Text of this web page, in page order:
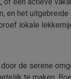
en het
lokale
de serene